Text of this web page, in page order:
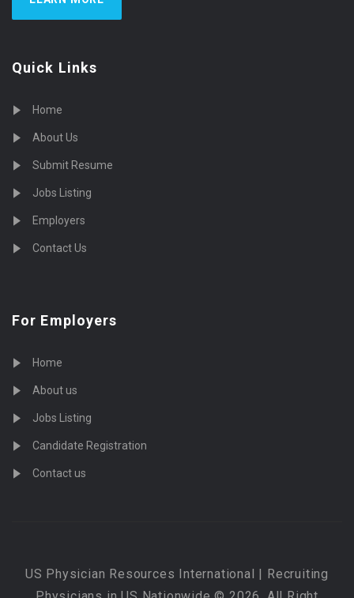
Quick Links
Home
About Us
Submit Resume
Jobs Listing
Employers
Contact Us
For Employers
Home
About us
Jobs Listing
Candidate Registration
Contact us
US Physician Resources International | Recruiting